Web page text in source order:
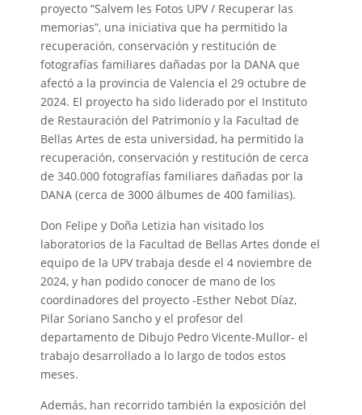
proyecto “Salvem les Fotos UPV / Recuperar las
memorias”, una iniciativa que ha permitido la
recuperación, conservación y restitución de
fotografías familiares dañadas por la DANA que
afectó a la provincia de Valencia el 29 octubre de
2024. El proyecto ha sido liderado por el Instituto
de Restauración del Patrimonio y la Facultad de
Bellas Artes de esta universidad, ha permitido la
recuperación, conservación y restitución de cerca
de 340.000 fotografías familiares dañadas por la
DANA (cerca de 3000 álbumes de 400 familias).
Don Felipe y Doña Letizia han visitado los
laboratorios de la Facultad de Bellas Artes donde el
equipo de la UPV trabaja desde el 4 noviembre de
2024, y han podido conocer de mano de los
coordinadores del proyecto -Esther Nebot Díaz,
Pilar Soriano Sancho y el profesor del
departamento de Dibujo Pedro Vicente-Mullor- el
trabajo desarrollado a lo largo de todos estos
meses.
Además, han recorrido también la exposición del